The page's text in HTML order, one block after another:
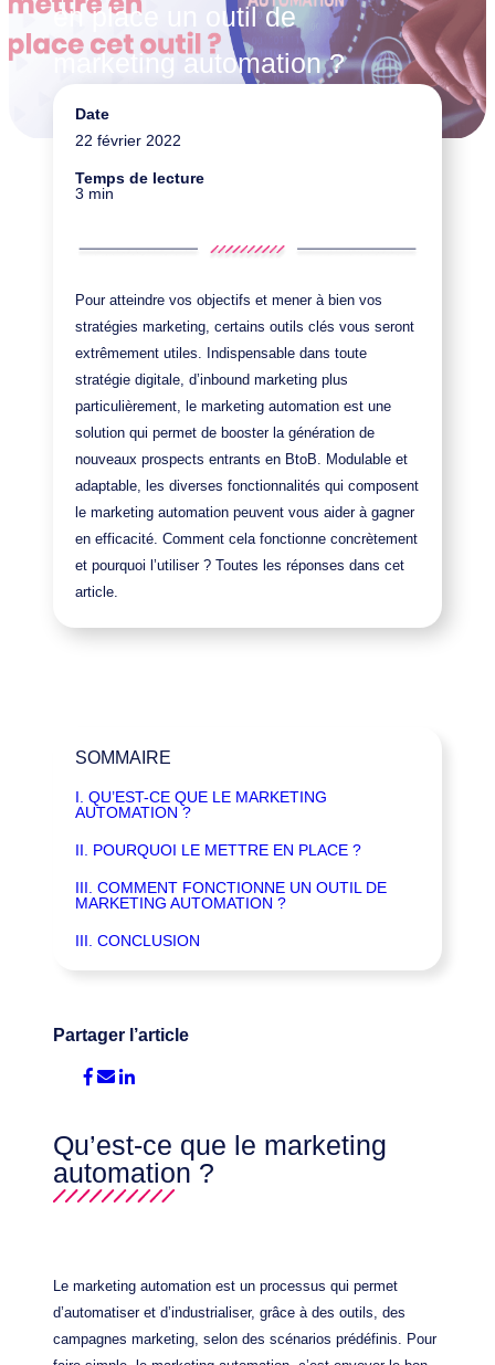
en place un outil de
marketing automation ?
Marketing digital
Date
22 février 2022
Temps de lecture
3 min
Pour atteindre vos objectifs et mener à bien vos
stratégies marketing, certains outils clés vous seront
extrêmement utiles. Indispensable dans toute
stratégie digitale, d’inbound marketing plus
particulièrement, le marketing automation est une
solution qui permet de booster la génération de
nouveaux prospects entrants en BtoB. Modulable et
adaptable, les diverses fonctionnalités qui composent
le marketing automation peuvent vous aider à gagner
en efficacité. Comment cela fonctionne concrètement
et pourquoi l’utiliser ? Toutes les réponses dans cet
article.
Qu’est-ce que le marketing
automation ?
Le marketing automation est un processus qui permet
d’automatiser et d’industrialiser, grâce à des outils, des
campagnes marketing, selon des scénarios prédéfinis. Pour
SOMMAIRE
I. QU’EST-CE QUE LE MARKETING
AUTOMATION ?
II. POURQUOI LE METTRE EN PLACE ?
III. COMMENT FONCTIONNE UN OUTIL DE
MARKETING AUTOMATION ?
III. CONCLUSION
Partager l’article